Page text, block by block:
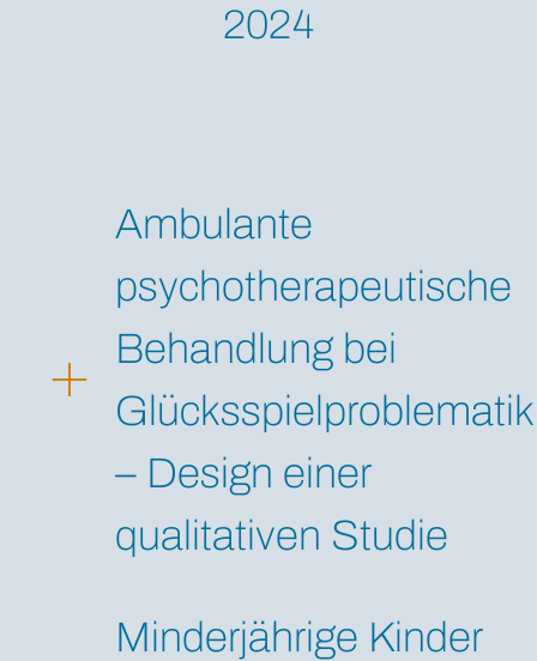
2024
Ambulante
psychotherapeutische
Behandlung bei
Glücksspielproblematik
– Design einer
qualitativen Studie
Minderjährige Kinder